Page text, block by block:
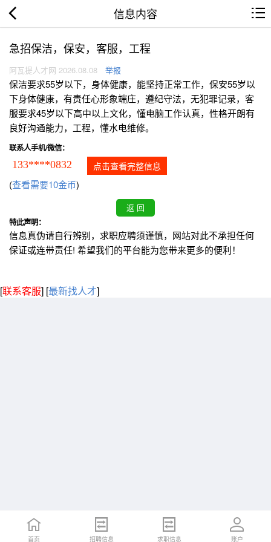
信息内容
急招保洁，保安，客服，工程
阿瓦提人才网 2026.08.08 举报
保洁要求55岁以下，身体健康，能坚持正常工作，保安55岁以
下身体健康，有责任心形象端庄，遵纪守法，无犯罪记录，客
服要求45岁以下高中以上文化，懂电脑工作认真，性格开朗有
良好沟通能力，工程，懂水电维修。
联系人手机/微信：
133****0832 点击查看完整信息
(查看需要10金币)
特此声明：
信息真伪请自行辨别，求职应聘须谨慎，网站对此不承担任何
保证或连带责任! 希望我们的平台能为您带来更多的便利！
[联系客服] [最新找人才]
首页 招聘信息 求职信息 账户